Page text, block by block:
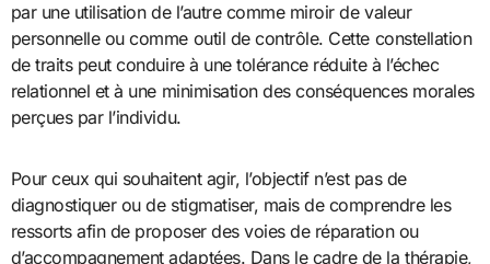
par une utilisation de l’autre comme miroir de valeur
personnelle ou comme outil de contrôle. Cette constellation
de traits peut conduire à une tolérance réduite à l’échec
relationnel et à une minimisation des conséquences morales
perçues par l’individu.
Pour ceux qui souhaitent agir, l’objectif n’est pas de
diagnostiquer ou de stigmatiser, mais de comprendre les
ressorts afin de proposer des voies de réparation ou
d’accompagnement adaptées. Dans le cadre de la thérapie,